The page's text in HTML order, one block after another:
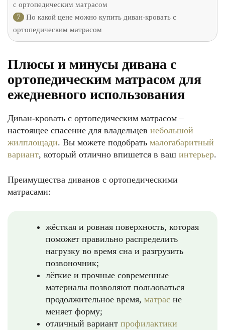
с ортопедическим матрасом
7
По какой цене можно купить диван-кровать с
ортопедическим матрасом
Плюсы и минусы дивана с
ортопедическим матрасом для
ежедневного использования
Диван-кровать с ортопедическим матрасом –
настоящее спасение для владельцев небольшой
жилплощади. Вы можете подобрать малогабаритный
вариант, который отлично впишется в ваш интерьер.
Преимущества диванов с ортопедическими
матрасами:
жёсткая и ровная поверхность, которая
поможет правильно распределить
нагрузку во время сна и разгрузить
позвоночник;
лёгкие и прочные современные
материалы позволяют пользоваться
продолжительное время, матрас не
меняет форму;
отличный вариант профилактики